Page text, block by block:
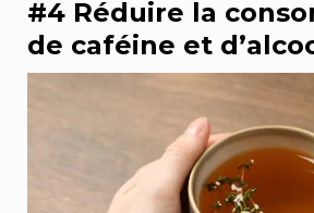
#4 Réduire la
de caféine et